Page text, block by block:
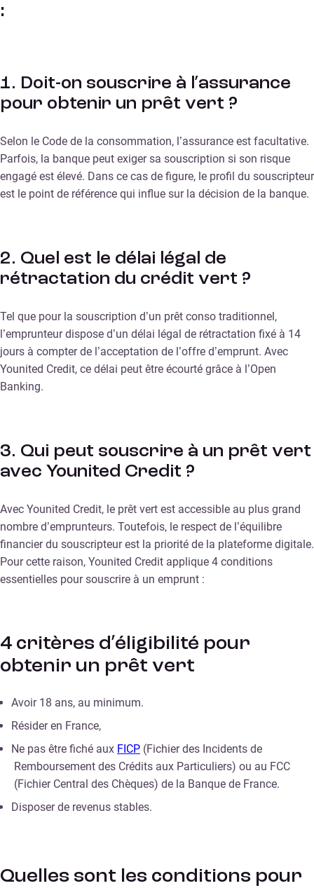
:
1. Doit-on souscrire à l’assurance
pour obtenir un prêt vert ?
Selon le Code de la consommation, l’assurance est facultative.
Parfois, la banque peut exiger sa souscription si son risque
engagé est élevé. Dans ce cas de figure, le profil du souscripteur
est le point de référence qui influe sur la décision de la banque.
2. Quel est le délai légal de
rétractation du crédit vert ?
Tel que pour la souscription d’un prêt conso traditionnel,
l’emprunteur dispose d’un délai légal de rétractation fixé à 14
jours à compter de l’acceptation de l’offre d’emprunt. Avec
Younited Credit, ce délai peut être écourté grâce à l’Open
Banking.
3. Qui peut souscrire à un prêt vert
avec Younited Credit ?
Avec Younited Credit, le prêt vert est accessible au plus grand
nombre d’emprunteurs. Toutefois, le respect de l’équilibre
financier du souscripteur est la priorité de la plateforme digitale.
Pour cette raison, Younited Credit applique 4 conditions
essentielles pour souscrire à un emprunt :
4 critères d’éligibilité pour
obtenir un prêt vert
Avoir 18 ans, au minimum.
Résider en France,
Ne pas être fiché aux FICP (Fichier des Incidents de
Remboursement des Crédits aux Particuliers) ou au FCC
(Fichier Central des Chèques) de la Banque de France.
Disposer de revenus stables.
Quelles sont les conditions pour